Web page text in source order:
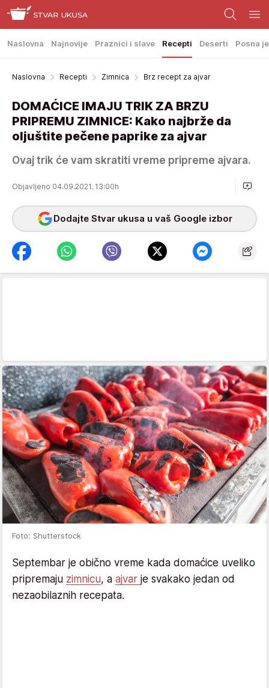
Naslovna Najnovije Praznici i slave Recepti Deserti Posna
Naslovna Recepti Zimnica Brz recept za ajvar
DOMAĆICE IMAJU TRIK ZA BRZU
PRIPREMU ZIMNICE: Kako najbrže da
oljuštite pečene paprike za ajvar
Ovaj trik će vam skratiti vreme pripreme ajvara.
Objavljeno 04.09.2021. 13:00h
Dodajte Stvar ukusa u vaš Google izbor
Foto: Shutterstock
Septembar je obično vreme kada domaćice uveliko
pripremaju zimnicu, a ajvar je svakako jedan od
nezaobilaznih recepata.